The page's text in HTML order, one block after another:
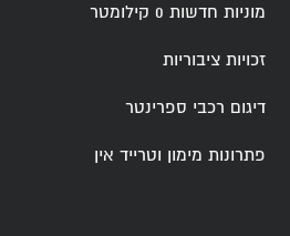
מוניות חדשות 0 קילומטר
זכויות ציבוריות
דיגום רכבי ספרינטר
פתרונות מימון וטרייד אין